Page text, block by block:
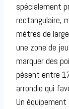
spécialement
rectangulaire,
mètres de
une zone de
marquer des
pèsent entre
arrondie qui
Un